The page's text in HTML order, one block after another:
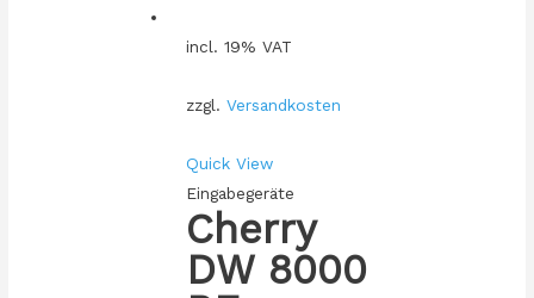
incl. 19% VAT
zzgl. Versandkosten
Quick View
Eingabegeräte
Cherry
DW 8000